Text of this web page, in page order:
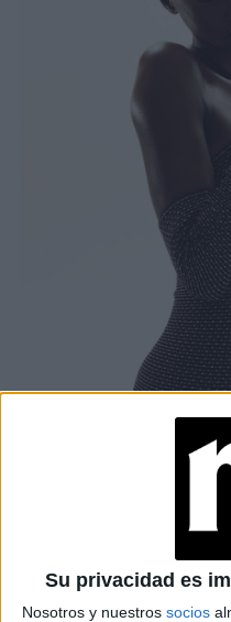
Su privacidad es
Nosotros y nuestros socios
Total Eye
TAMBIÉN TE